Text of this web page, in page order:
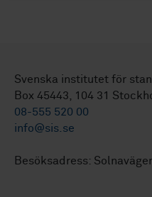
Svenska institutet för
Box 45443, 104 31
08-555 520 00
info@sis.se
Besöksadress: